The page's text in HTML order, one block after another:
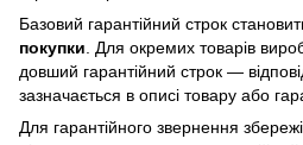
Базовий гарантійний строк
покупки . Для окремих товарів
довший гарантійний строк —
зазначається в описі товару або
Для гарантійного звернення